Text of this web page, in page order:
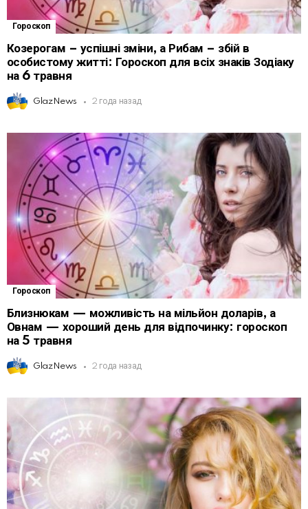
Гороскоп
Козерогам – успішні зміни, а Рибам – збій в
особистому житті: Гороскоп для всіх знаків Зодіаку
на 6 травня
GlazNews 2 года назад
Гороскоп
Близнюкам — можливість на мільйон доларів, а
Овнам — хороший день для відпочинку: гороскоп
на 5 травня
GlazNews 2 года назад